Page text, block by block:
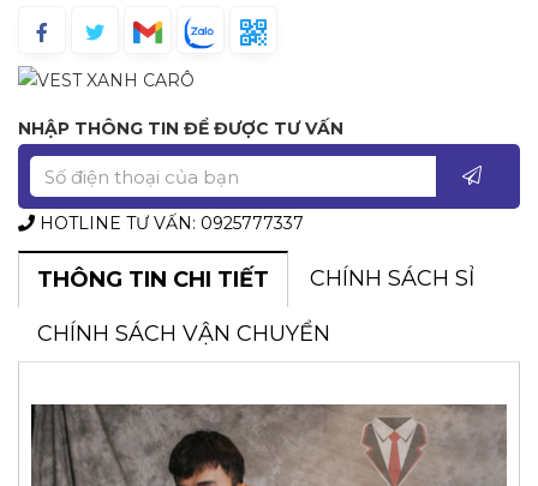
NHẬP THÔNG TIN ĐỂ ĐƯỢC TƯ VẤN
HOTLINE TƯ VẤN: 0925777337
THÔNG TIN CHI TIẾT CHÍNH SÁCH SỈ
CHÍNH SÁCH VẬN CHUYỂN